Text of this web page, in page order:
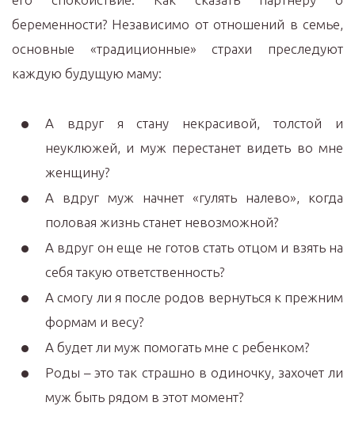
беременности? Независимо от отношений в семье,
основные «традиционные» страхи преследуют
каждую будущую маму:
А вдруг я стану некрасивой, толстой и
неуклюжей, и муж перестанет видеть во мне
женщину?
А вдруг муж начнет «гулять налево», когда
половая жизнь станет невозможной?
А вдруг он еще не готов стать отцом и взять на
себя такую ответственность?
А смогу ли я после родов вернуться к прежним
формам и весу?
А будет ли муж помогать мне с ребенком?
Роды – это так страшно в одиночку, захочет ли
муж быть рядом в этот момент?